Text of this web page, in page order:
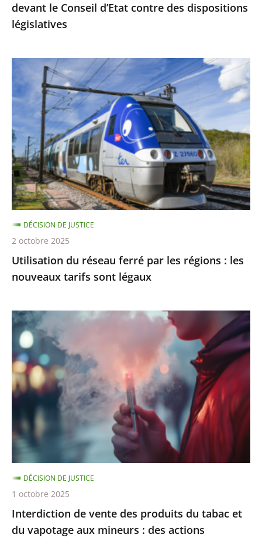
devant
le
d’Etat
contre
dispositions
législatives
devant le Conseil d’Etat contre des dispositions
législatives
Utilisation
du
réseau
ferré
par
les
régions
:
les
nouveaux
tarifs
sont
légaux
Utilisation du réseau ferré par les régions : les
nouveaux tarifs sont légaux
DÉCISION DE JUSTICE
2 octobre 2025
Interdiction
de
vente
des
produits
du
tabac
et
du
vapotage
aux
mineurs
:
des
Interdiction de vente des produits du tabac et
du vapotage aux mineurs : des actions
DÉCISION DE JUSTICE
1 octobre 2025